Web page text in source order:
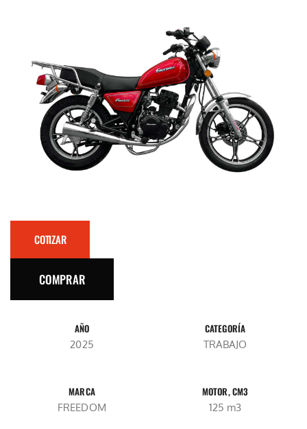
COTIZAR
COMPRAR
AÑO
2025
CATEGORÍA
TRABAJO
MARCA
FREEDOM
MOTOR, CM3
125 m3